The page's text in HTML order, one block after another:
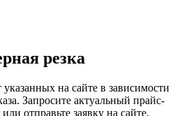
резка
на сайте в зависимости
Запросите актуальный прайс-
отправьте заявку на сайте.